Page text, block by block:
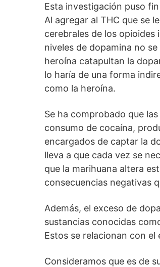
Esta investigación puso
Al agregar al THC que se
cerebrales de los
niveles de dopamina no
heroína catapultan la
lo haría de una forma
como la heroína.
Se ha comprobado que
consumo de cocaína,
encargados de captar la
lleva a que cada vez se
que la marihuana altera
consecuencias negativas
Además, el exceso de
sustancias conocidas
Estos se relacionan con
Consideramos que es de